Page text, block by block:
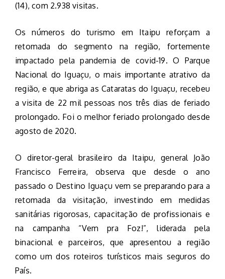
(14), com 2.938 visitas.
Os números do turismo em Itaipu reforçam a
retomada do segmento na região, fortemente
impactado pela pandemia de covid-19. O Parque
Nacional do Iguaçu, o mais importante atrativo da
região, e que abriga as Cataratas do Iguaçu, recebeu
a visita de 22 mil pessoas nos três dias de feriado
prolongado. Foi o melhor feriado prolongado desde
agosto de 2020.
O diretor-geral brasileiro da Itaipu, general João
Francisco Ferreira, observa que desde o ano
passado o Destino Iguaçu vem se preparando para a
retomada da visitação, investindo em medidas
sanitárias rigorosas, capacitação de profissionais e
na campanha “Vem pra Foz!”, liderada pela
binacional e parceiros, que apresentou a região
como um dos roteiros turísticos mais seguros do
País.